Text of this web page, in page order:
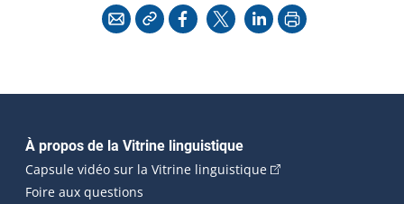
CourrielCopier l'adresse
Facebook
X LinkedInImprimer
Navigation principale
À propos de la Vitrine linguistique
Capsule vidéo sur la Vitrine linguistique(Cet hyperlien
Foire aux questions